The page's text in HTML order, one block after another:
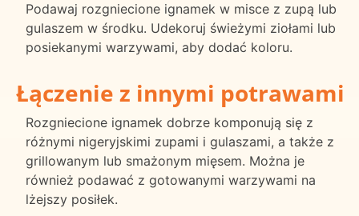
Podawaj rozgniecione ignamek w misce z zupą lub
gulaszem w środku. Udekoruj świeżymi ziołami lub
posiekanymi warzywami, aby dodać koloru.
Łączenie z innymi potrawami
Rozgniecione ignamek dobrze komponują się z
różnymi nigeryjskimi zupami i gulaszami, a także z
grillowanym lub smażonym mięsem. Można je
również podawać z gotowanymi warzywami na
lżejszy posiłek.